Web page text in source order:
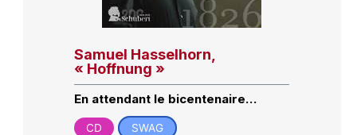
Samuel Hasselhorn,
« Hoffnung »
En attendant le bicentenaire…
CD SWAG